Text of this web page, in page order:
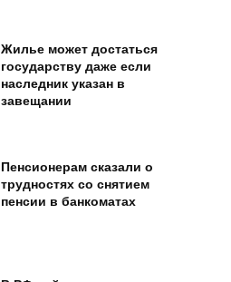
Жилье может достаться
государству даже если
наследник указан в
завещании
Пенсионерам сказали о
трудностях со снятием
пенсии в банкоматах